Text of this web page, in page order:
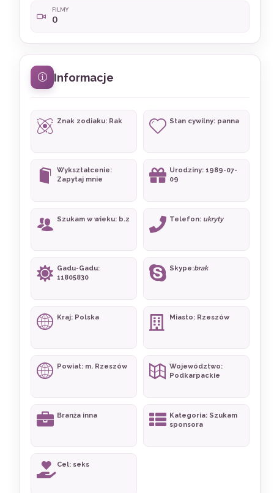
FILMY
0
Informacje
Znak zodiaku: Rak Stan cywilny: panna
Wykształcenie:
Zapytaj mnie
Urodziny: 1989-07-
09
Szukam w wieku: b.z Telefon: ukryty
Gadu-Gadu:
11805830
Skype:brak
Kraj: Polska Miasto: Rzeszów
Powiat: m. Rzeszów
Województwo:
Podkarpackie
Branża inna
Kategoria: Szukam
sponsora
Cel: seks